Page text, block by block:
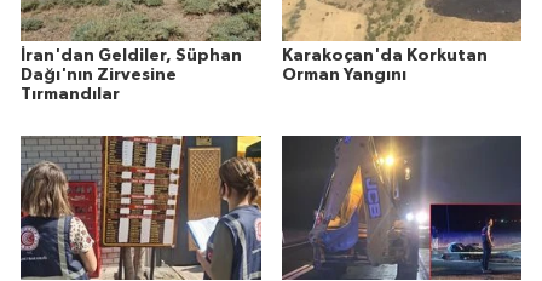
İran'dan Geldiler, Süphan
Dağı'nın Zirvesine
Tırmandılar
Karakoçan'da Korkutan
Orman Yangını